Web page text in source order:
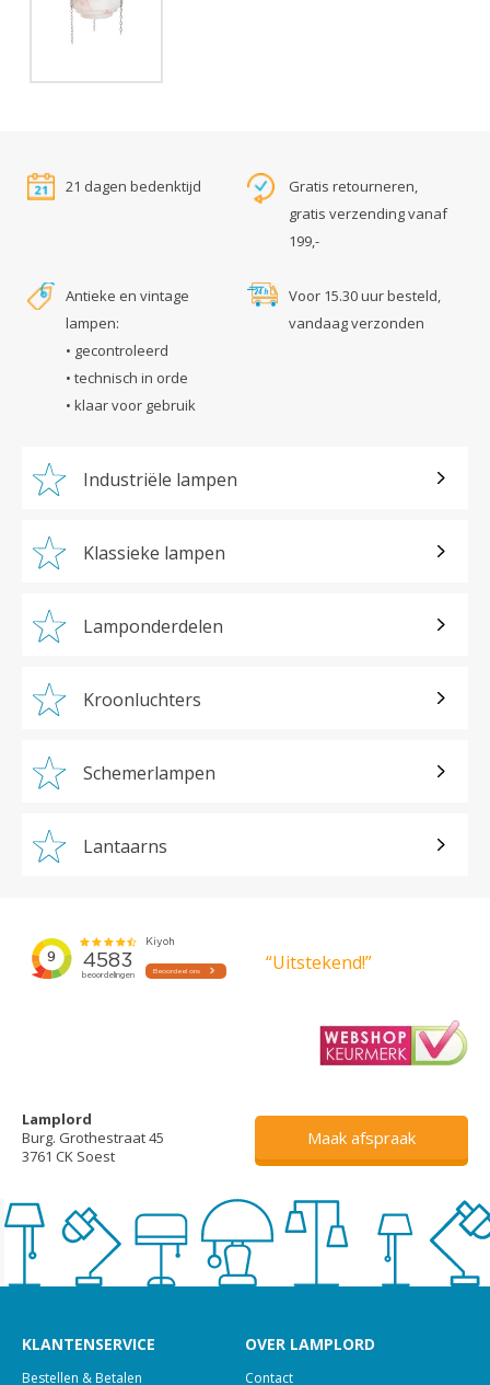
21 dagen bedenktijd
Gratis retourneren,
gratis verzending vanaf
199,-
Antieke en vintage
lampen:
• gecontroleerd
• technisch in orde
• klaar voor gebruik
Voor 15.30 uur besteld,
vandaag verzonden
Industriële lampen
Klassieke lampen
Lamponderdelen
Kroonluchters
Schemerlampen
Lantaarns
“Uitstekend!”
Lamplord
Burg. Grothestraat 45
3761 CK Soest
Maak afspraak
KLANTENSERVICE
Bestellen & Betalen
OVER LAMPLORD
Contact